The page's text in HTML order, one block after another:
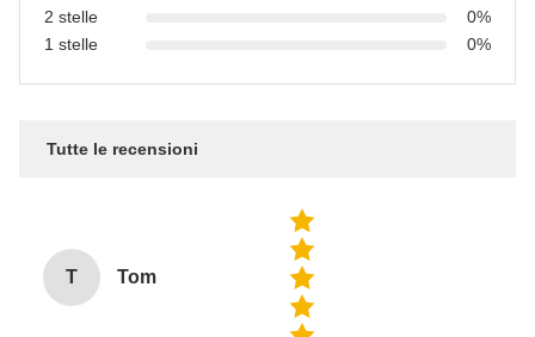
2 stelle
0%
1 stelle
0%
Tutte le recensioni
T Tom